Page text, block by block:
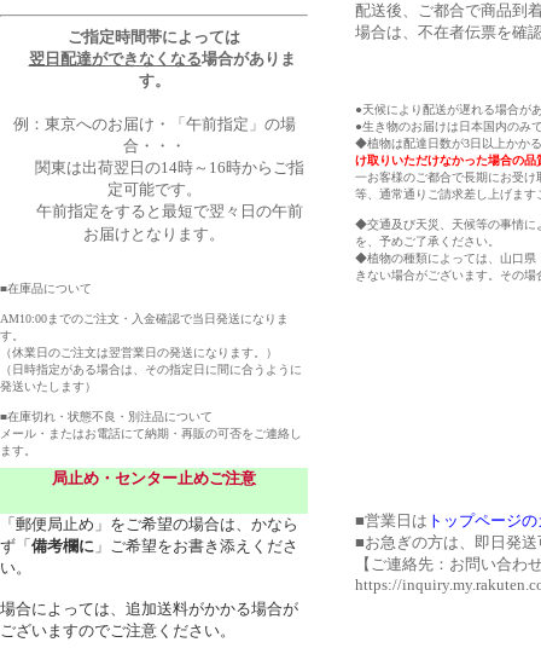
ご指定時間帯によっては
翌日配達ができなくなる場合がありま
す。
例：東京へのお届け・「午前指定」の場
合・・・
関東は出荷翌日の14時～16時からご指
定可能です。
午前指定をすると最短で翌々日の午前
お届けとなります。
■在庫品について
AM10:00までのご注文・入金確認で当日発送になりま
す。
（休業日のご注文は翌営業日の発送になります。）
（日時指定がある場合は、その指定日に間に合うように
発送いたします）
■在庫切れ・状態不良・別注品について
メール・またはお電話にて納期・再販の可否をご連絡し
ます。
局止め・センター止めご注意
「郵便局止め」をご希望の場合は、かなら
ず「 備考欄に 」ご希望をお書き添えくださ
い。
場合によっては、追加送料がかかる場合が
ございますのでご注意ください。
配送後、ご都合で商品到
場合は、不在者伝票を確
●天候により配送が遅れる場合が
●生き物のお届けは日本国内のみ
◆植物は配達日数が3日以上かか
け取りいただけなかった場合の
一お客様のご都合で長期にお受
等、通常通りご請求差し上げます
◆交通及び天災、天候等の事情に
を、予めご了承ください。
◆植物の種類によっては、山口県
きない場合がございます。その
■営業日は トップページ
■お急ぎの方は、即日発
【ご連絡先：お問い合わ
https://